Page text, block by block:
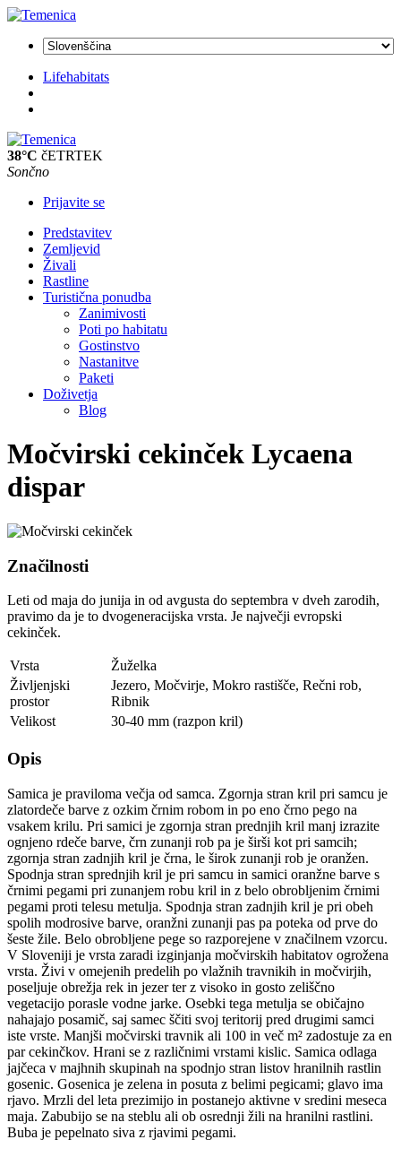
Lifehabitats
38°C čETRTEK
Sončno
Prijavite se
Predstavitev
Zemljevid
Živali
Rastline
Turistična ponudba
Zanimivosti
Poti po habitatu
Gostinstvo
Nastanitve
Paketi
Doživetja
Blog
Močvirski cekinček Lycaena
dispar
Značilnosti
Leti od maja do junija in od avgusta do septembra v dveh zarodih,
pravimo da je to dvogeneracijska vrsta. Je največji evropski
cekinček.
Vrsta
Žuželka
Življenjski
prostor
Jezero, Močvirje, Mokro rastišče, Rečni rob,
Ribnik
Velikost
30-40 mm (razpon kril)
Opis
Samica je praviloma večja od samca. Zgornja stran kril pri samcu je
zlatordeče barve z ozkim črnim robom in po eno črno pego na
vsakem krilu. Pri samici je zgornja stran prednjih kril manj izrazite
ognjeno rdeče barve, črn zunanji rob pa je širši kot pri samcih;
zgornja stran zadnjih kril je črna, le širok zunanji rob je oranžen.
Spodnja stran sprednjih kril je pri samcu in samici oranžne barve s
črnimi pegami pri zunanjem robu kril in z belo obrobljenim črnimi
pegami proti telesu metulja. Spodnja stran zadnjih kril je pri obeh
spolih modrosive barve, oranžni zunanji pas pa poteka od prve do
šeste žile. Belo obrobljene pege so razporejene v značilnem vzorcu.
V Sloveniji je vrsta zaradi izginjanja močvirskih habitatov ogrožena
vrsta. Živi v omejenih predelih po vlažnih travnikih in močvirjih,
poseljuje obrežja rek in jezer ter z visoko in gosto zeliščno
vegetacijo porasle vodne jarke. Osebki tega metulja se običajno
nahajajo posamič, saj samec ščiti svoj teritorij pred drugimi samci
iste vrste. Manjši močvirski travnik ali 100 in več m² zadostuje za en
par cekinčkov. Hrani se z različnimi vrstami kislic. Samica odlaga
jajčeca v majhnih skupinah na spodnjo stran listov hranilnih rastlin
gosenic. Gosenica je zelena in posuta z belimi pegicami; glavo ima
rjavo. Mrzli del leta prezimijo in postanejo aktivne v sredini meseca
maja. Zabubijo se na steblu ali ob osrednji žili na hranilni rastlini.
Buba je pepelnato siva z rjavimi pegami.